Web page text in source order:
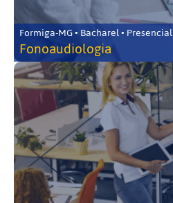
Formiga-MG • Bacharel • Presencial
Fonoaudiologia